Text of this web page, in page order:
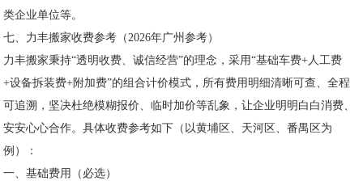
类企业单位等。
七、力丰搬家收费参考（2026年广州参考）
力丰搬家秉持“透明收费、诚信经营”的理念，采用“基础车费+人工费
+设备拆装费+附加费”的组合计价模式，所有费用明细清晰可查、全程
可追溯，坚决杜绝模糊报价、临时加价等乱象，让企业明明白白消费、
安安心心合作。具体收费参考如下（以黄埔区、天河区、番禺区为
例）：
一、基础费用（必选）